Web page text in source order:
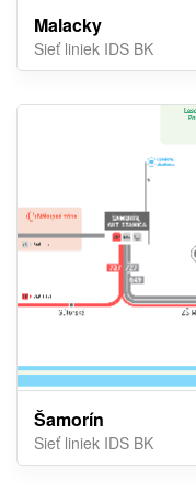
Malacky
Sieť liniek IDS BK
Šamorín
Sieť liniek IDS BK